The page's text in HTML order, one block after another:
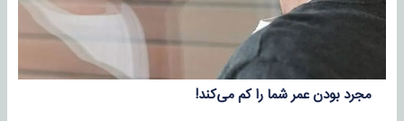
مجرد بودن عمر شما را کم می‌کند!